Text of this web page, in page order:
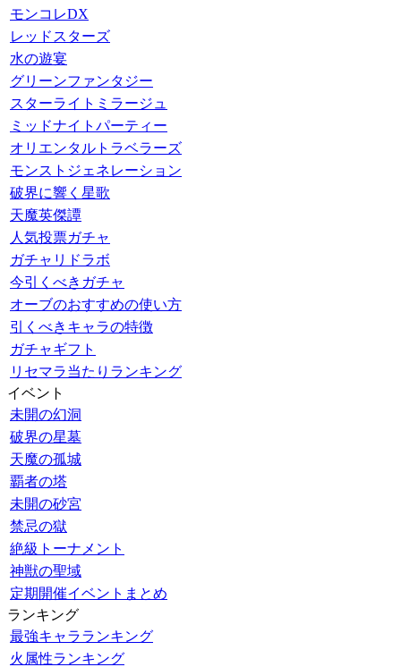
モンコレDX
レッドスターズ
水の遊宴
グリーンファンタジー
スターライトミラージュ
ミッドナイトパーティー
オリエンタルトラベラーズ
モンストジェネレーション
破界に響く星歌
天魔英傑譚
人気投票ガチャ
ガチャリドラボ
今引くべきガチャ
オーブのおすすめの使い方
引くべきキャラの特徴
ガチャギフト
リセマラ当たりランキング
イベント
未開の幻洞
破界の星墓
天魔の孤城
覇者の塔
未開の砂宮
禁忌の獄
絶級トーナメント
神獣の聖域
定期開催イベントまとめ
ランキング
最強キャラランキング
火属性ランキング